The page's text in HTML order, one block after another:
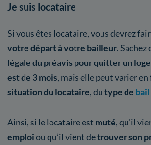
Je suis locataire
Si vous êtes locataire, vous devrez
votre départ à votre bailleur. Sachez
légale du préavis pour quitter un
est de 3 mois, mais elle peut varier
situation du locataire, dutype de bail
Ainsi, si le locataire est muté, qu’il
emploiou qu’il vient detrouver son